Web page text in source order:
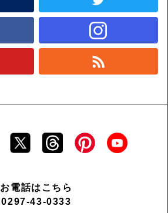
お電話はこちら
0297-43-0333